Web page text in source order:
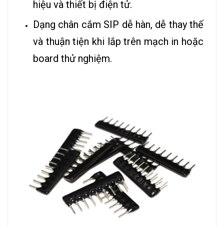
hiệu và thiết bị điện tử.
Dạng chân cắm SIP dễ hàn, dễ thay thế
và thuận tiện khi lắp trên mạch in hoặc
board thử nghiệm.